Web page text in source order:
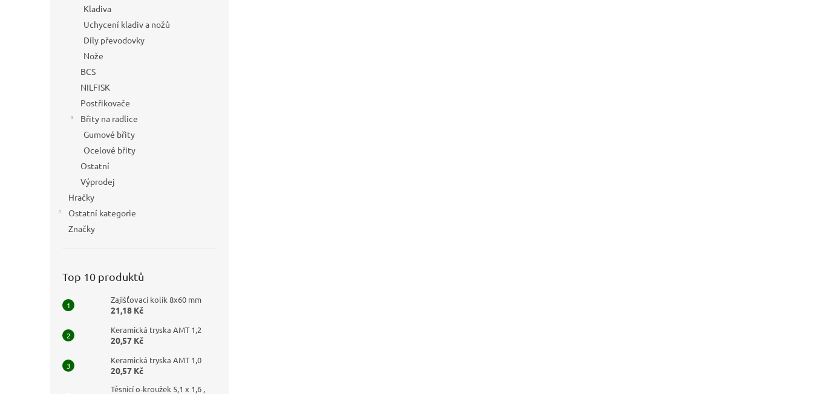
Kladiva
Uchycení kladiv a nožů
Díly převodovky
Nože
BCS
NILFISK
Postřikovače
Břity na radlice
Gumové břity
Ocelové břity
Ostatní
Výprodej
Hračky
Ostatní kategorie
Značky
Top 10 produktů
Zajišťovací kolík 8x60 mm
21,18 Kč
Keramická tryska AMT 1,2
20,57 Kč
Keramická tryska AMT 1,0
20,57 Kč
Těsnící o-kroužek 5,1 x 1,6 ,